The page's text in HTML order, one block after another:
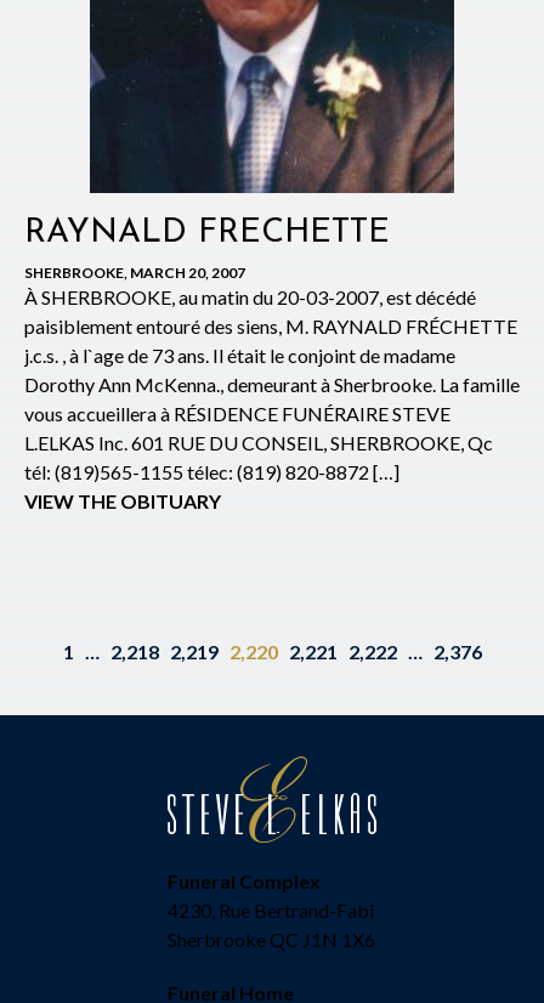
RAYNALD FRECHETTE
SHERBROOKE, MARCH 20, 2007
À SHERBROOKE, au matin du 20-03-2007, est décédé
paisiblement entouré des siens, M. RAYNALD FRÉCHETTE
j.c.s. , à l`age de 73 ans. Il était le conjoint de madame
Dorothy Ann McKenna., demeurant à Sherbrooke. La famille
vous accueillera à RÉSIDENCE FUNÉRAIRE STEVE
L.ELKAS Inc. 601 RUE DU CONSEIL, SHERBROOKE, Qc
tél: (819)565-1155 télec: (819) 820-8872 […]
VIEW THE OBITUARY
1 … 2,218 2,219 2,220 2,221 2,222 … 2,376
Funeral Complex
4230, Rue Bertrand-Fabi
Sherbrooke QC J1N 1X6
Funeral Home